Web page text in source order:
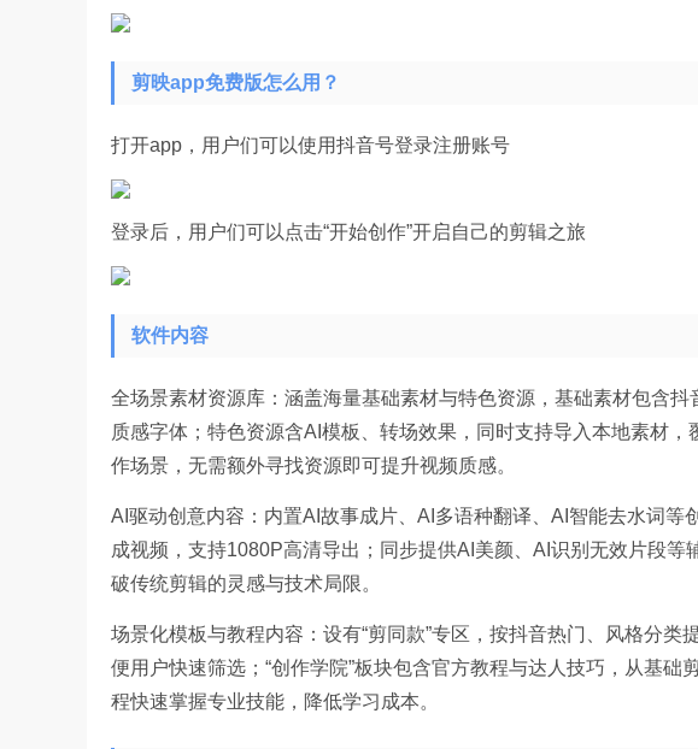
剪映app免费版怎么用？
打开app，用户们可以使用抖音号登录注册账号
登录后，用户们可以点击“开始创作”开启自己的剪辑之旅
软件内容
全场景素材资源库：涵盖海量基础素材与特色资源，基础素材包含
质感字体；特色资源含AI模板、转场效果，同时支持导入本地素材
作场景，无需额外寻找资源即可提升视频质感。
AI驱动创意内容：内置AI故事成片、AI多语种翻译、AI智能去水词等
成视频，支持1080P高清导出；同步提供AI美颜、AI识别无效片段
破传统剪辑的灵感与技术局限。
场景化模板与教程内容：设有“剪同款”专区，按抖音热门、风格分类
便用户快速筛选；“创作学院”板块包含官方教程与达人技巧，从基础
程快速掌握专业技能，降低学习成本。